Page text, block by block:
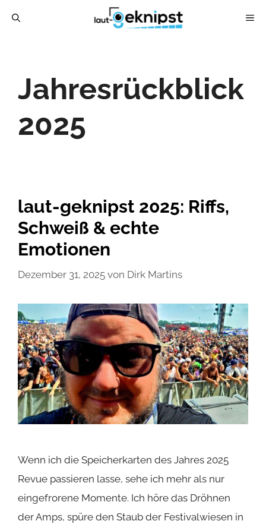
Jahresrückblick
2025
laut-geknipst 2025: Riffs,
Schweiß & echte
Emotionen
Dezember 31, 2025 von Dirk Martins
Wenn ich die Speicherkarten des Jahres 2025
Revue passieren lasse, sehe ich mehr als nur
eingefrorene Momente. Ich höre das Dröhnen
der Amps, spüre den Staub der Festivalwiesen in